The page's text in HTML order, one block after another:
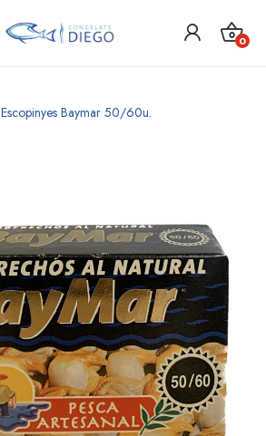
0
Escopinyes Baymar 50/60u.